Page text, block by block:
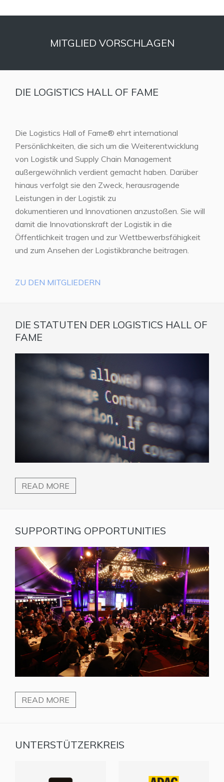
MITGLIED VORSCHLAGEN
DIE LOGISTICS HALL OF FAME
Die Logistics Hall of Fame® ehrt international
Persönlichkeiten, die sich um die Weiterentwicklung
von Logistik und Supply Chain Management
außergewöhnlich verdient gemacht haben. Darüber
hinaus verfolgt sie den Zweck, herausragende
Leistungen in der Logistik zu
dokumentieren und Innovationen anzustoßen. Sie will
damit die Innovationskraft der Logistik in die
Öffentlichkeit tragen und zur Wettbewerbsfähigkeit
und zum Ansehen der Logistikbranche beitragen.
ZU DEN MITGLIEDERN
DIE STATUTEN DER LOGISTICS HALL OF
FAME
READ MORE
SUPPORTING OPPORTUNITIES
READ MORE
UNTERSTÜTZERKREIS